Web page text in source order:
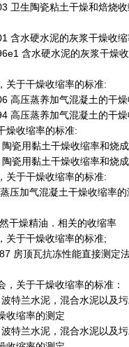
卫生陶瓷粘土干燥和焙烧
含水硬水泥的灰浆干燥收
含水硬水泥的灰浆干燥
关于干燥收缩率的标准:
高压蒸养加气混凝土的干
高压蒸养加气混凝土的干
燥收缩率的标准:
瓷用黏土干燥收缩率和烧
瓷用黏土干燥收缩率和烧
关于干燥收缩率的标准:
压加气混凝土干燥收缩率的
干燥精油．相关的收缩率
关于干燥收缩率的标准;
房顶瓦抗冻性能直接测定
，关于干燥收缩率的标准：
波特兰水泥，混合水泥以及
收缩率的测定
波特兰水泥，混合水泥以及